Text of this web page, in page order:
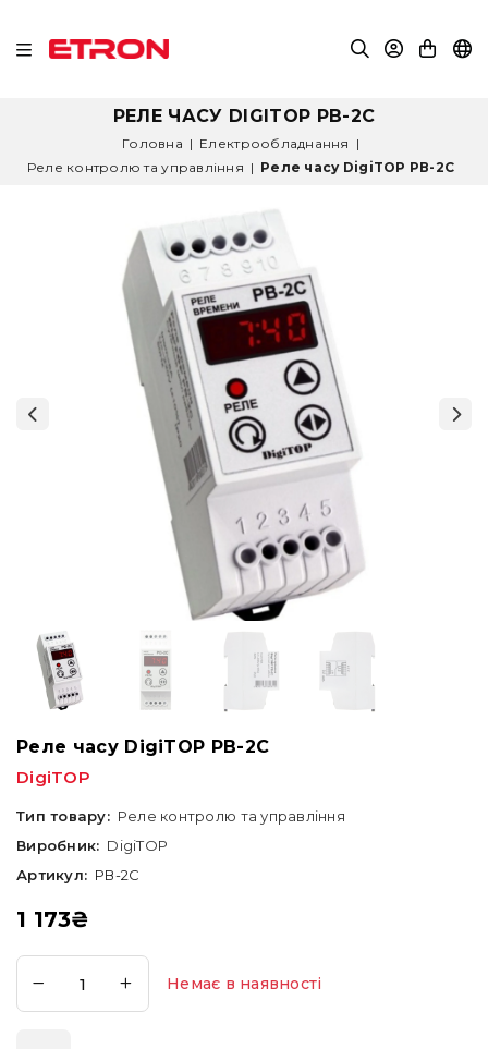
РЕЛЕ ЧАСУ DIGITOP РВ-2С
Головна | Електрообладнання |
Реле контролю та управління | Реле часу DigiTOP РВ-2С
Реле часу DigiTOP РВ-2С
DigiTOP
Тип товару: Реле контролю та управління
Виробник: DigiTOP
Артикул: РВ-2C
1 173₴
Немає в наявності